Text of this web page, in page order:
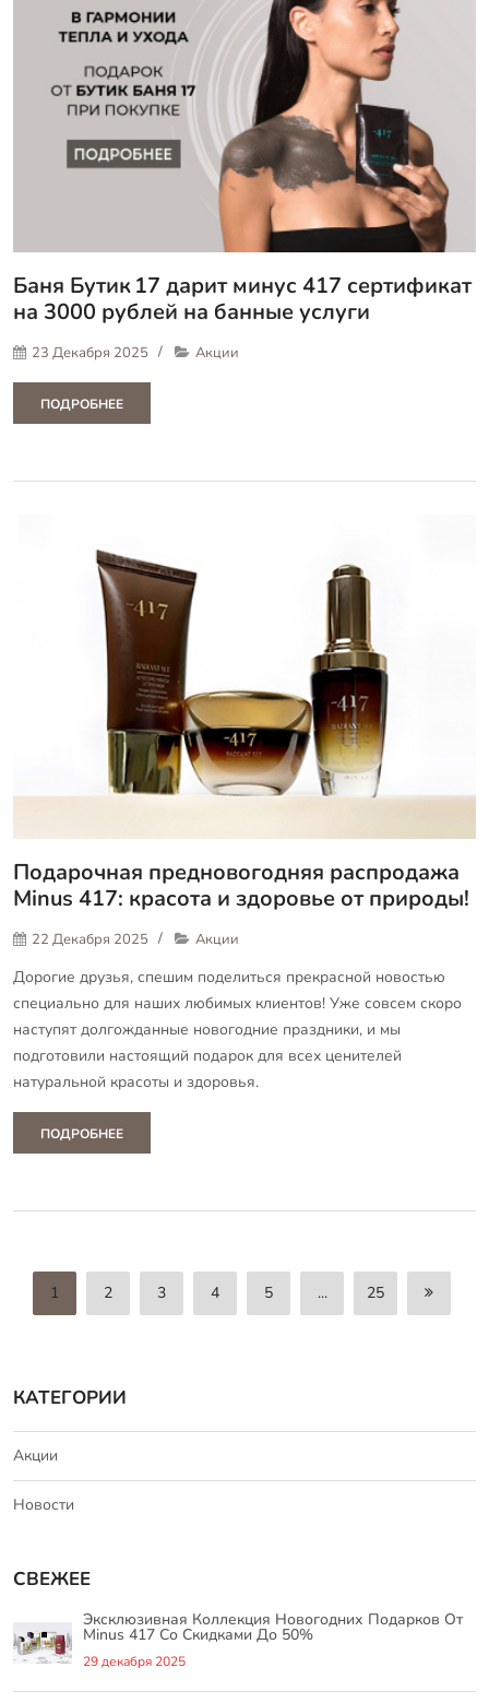
КАТЕГОРИИ
Акции
Новости
СВЕЖЕЕ
Эксклюзивная Коллекция Новогодних Подарков От
Minus 417 Со Скидками До 50%
29 декабря 2025
Баня Бутик 17 дарит минус 417 сертификат
на 3000 рублей на банные услуги
23 Декабря 2025 Акции
ПОДРОБНЕЕ
Подарочная предновогодняя распродажа
Minus 417: красота и здоровье от природы!
22 Декабря 2025 Акции
Дорогие друзья, спешим поделиться прекрасной новостью
специально для наших любимых клиентов! Уже совсем скоро
наступят долгожданные новогодние праздники, и мы
подготовили настоящий подарок для всех ценителей
натуральной красоты и здоровья.
ПОДРОБНЕЕ
1 2 3 4 5 ... 25